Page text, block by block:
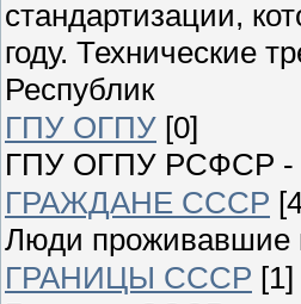
стандартизации,
году. Технические
Республик
ГПУ ОГПУ [0]
ГПУ ОГПУ РСФСР
ГРАЖДАНЕ СССР
Люди
ГРАНИЦЫ СССР [1]